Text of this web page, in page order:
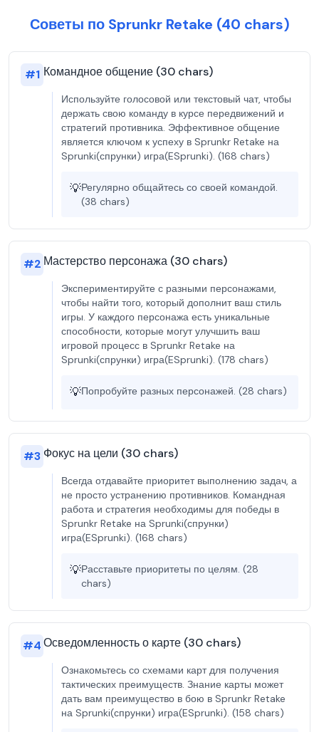
Советы по Sprunkr Retake (40 chars)
#1 Командное общение (30 chars)
Используйте голосовой или текстовый чат, чтобы
держать свою команду в курсе передвижений и
стратегий противника. Эффективное общение
является ключом к успеху в Sprunkr Retake на
Sprunki(спрунки) игра(ESprunki). (168 chars)
💡Регулярно общайтесь со своей командой.
(38 chars)
#2 Мастерство персонажа (30 chars)
Экспериментируйте с разными персонажами,
чтобы найти того, который дополнит ваш стиль
игры. У каждого персонажа есть уникальные
способности, которые могут улучшить ваш
игровой процесс в Sprunkr Retake на
Sprunki(спрунки) игра(ESprunki). (178 chars)
💡Попробуйте разных персонажей. (28 chars)
#3 Фокус на цели (30 chars)
Всегда отдавайте приоритет выполнению задач, а
не просто устранению противников. Командная
работа и стратегия необходимы для победы в
Sprunkr Retake на Sprunki(спрунки)
игра(ESprunki). (168 chars)
💡Расставьте приоритеты по целям. (28
chars)
#4Осведомленность о карте (30 chars)
Ознакомьтесь со схемами карт для получения
тактических преимуществ. Знание карты может
дать вам преимущество в бою в Sprunkr Retake
на Sprunki(спрунки) игра(ESprunki). (158 chars)